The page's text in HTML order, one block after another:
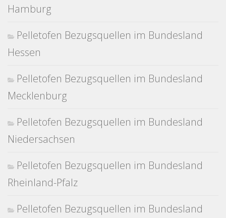
Hamburg
Pelletofen Bezugsquellen im Bundesland
Hessen
Pelletofen Bezugsquellen im Bundesland
Mecklenburg
Pelletofen Bezugsquellen im Bundesland
Niedersachsen
Pelletofen Bezugsquellen im Bundesland
Rheinland-Pfalz
Pelletofen Bezugsquellen im Bundesland